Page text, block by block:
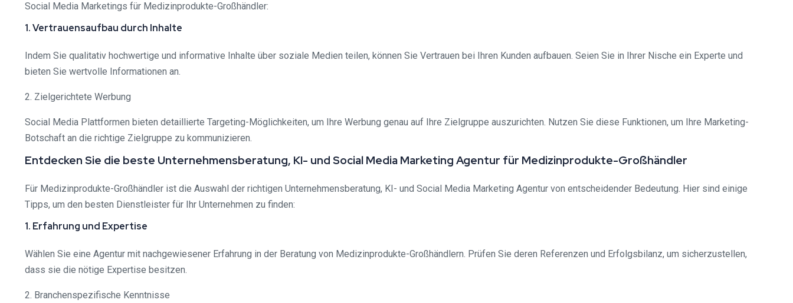
Social Media Marketings für Medizinprodukte-Großhändler:
1. Vertrauensaufbau durch Inhalte
Indem Sie qualitativ hochwertige und informative Inhalte über soziale Medien teilen, können Sie Vertrauen bei Ihren Kunden aufbauen. Seien Sie in Ihrer Nische ein Experte und
bieten Sie wertvolle Informationen an.
2. Zielgerichtete Werbung
Social Media Plattformen bieten detaillierte Targeting-Möglichkeiten, um Ihre Werbung genau auf Ihre Zielgruppe auszurichten. Nutzen Sie diese Funktionen, um Ihre Marketing-
Botschaft an die richtige Zielgruppe zu kommunizieren.
Entdecken Sie die beste Unternehmensberatung, KI- und Social Media Marketing Agentur für Medizinprodukte-Großhändler
Für Medizinprodukte-Großhändler ist die Auswahl der richtigen Unternehmensberatung, KI- und Social Media Marketing Agentur von entscheidender Bedeutung. Hier sind einige
Tipps, um den besten Dienstleister für Ihr Unternehmen zu finden:
1. Erfahrung und Expertise
Wählen Sie eine Agentur mit nachgewiesener Erfahrung in der Beratung von Medizinprodukte-Großhändlern. Prüfen Sie deren Referenzen und Erfolgsbilanz, um sicherzustellen,
dass sie die nötige Expertise besitzen.
2. Branchenspezifische Kenntnisse